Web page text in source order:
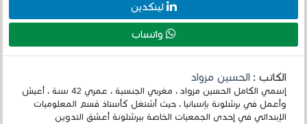
لينكدين
واتساب
الكاتب :الحسين مزواد
إسمي الكامل الحسين مزواد ، مغربي الجنسية ، عمري 42 سنة ، أعيش
وأعمل في برشلونة بإسبانيا ، حيث أشتغل كأستاذ قسم المعلوميات
الإبتدائي في إحدى الجمعيات الخاصة ببرشلونة أعشق التدوين